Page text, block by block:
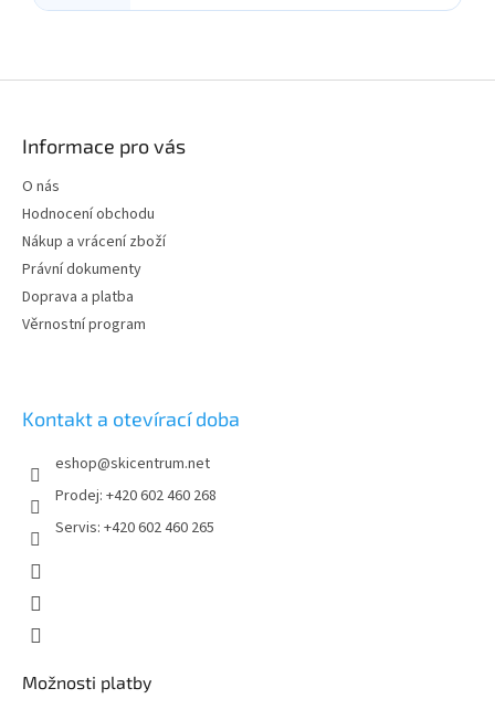
Informace pro vás
O nás
Hodnocení obchodu
Nákup a vrácení zboží
Právní dokumenty
Doprava a platba
Věrnostní program
Kontakt a otevírací doba
eshop@skicentrum.net
Prodej: +420 602 460 268
Servis: +420 602 460 265
Možnosti platby